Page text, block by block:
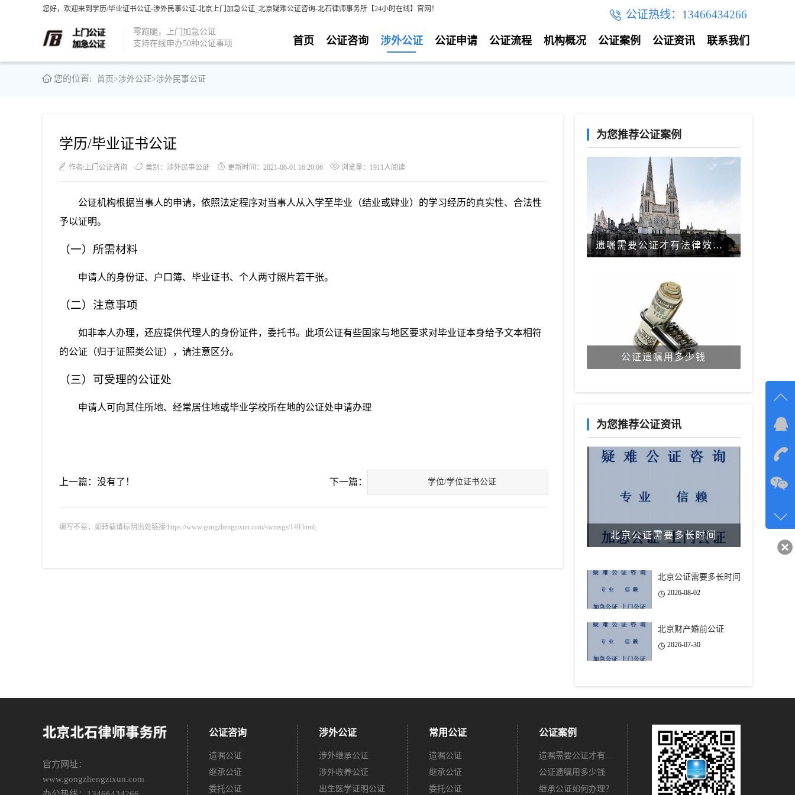
您好，欢迎来到学历/毕业证书公证-涉外民事公证-北京上门加急公证_北京疑难公证咨询-北石律师事务所【24小时在线】官网！ 公证热线：13466434266
零跑腿，上门加急公证
支持在线申办50种公证事项
联系我们
公证资讯
公证案例
机构概况
公证流程
公证申请
涉外公证
公证咨询
首页
您的位置: 首页>涉外公证>涉外民事公证
学历/毕业证书公证
作者:上门公证咨询 类别：涉外民事公证 更新时间：2021-06-01 16:20:06 浏览量：1911人阅读
公证机构根据当事人的申请，依照法定程序对当事人从入学至毕业（结业或肄业）的学习经历的真实性、合法性
予以证明。
（一）所需材料
申请人的身份证、户口簿、毕业证书、个人两寸照片若干张。
（二）注意事项
如非本人办理，还应提供代理人的身份证件，委托书。此项公证有些国家与地区要求对毕业证本身给予文本相符
的公证（归于证照类公证），请注意区分。
（三）可受理的公证处
申请人可向其住所地、经常居住地或毕业学校所在地的公证处申请办理
上一篇：没有了！ 下一篇： 学位/学位证书公证
编写不易，如转载请标明出处链接:https://www.gongzhengzixun.com/swmsgz/149.html;
为您推荐公证案例
遗嘱需要公证才有法律效力吗？
公证遗嘱用多少钱
为您推荐公证资讯
北京公证需要多长时间
北京公证需要多长时间
2026-08-02
北京财产婚前公证
2026-07-30
官方网址：
www.gongzhengzixun.com
公证咨询
遗嘱公证
继承公证
委托公证
涉外公证
涉外继承公证
涉外收养公证
出生医学证明公证
常用公证
遗嘱公证
继承公证
委托公证
公证案例
遗嘱需要公证才有法律效力吗？
公证遗嘱用多少钱
继承公证如何办理？
在线
咨询
客服